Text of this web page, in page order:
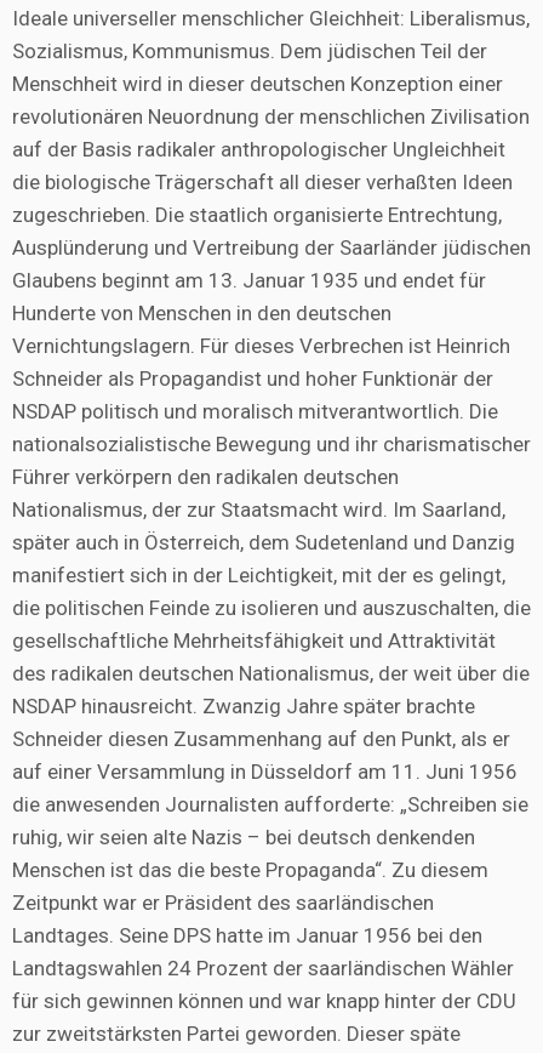
Ideale universeller menschlicher Gleichheit: Liberalismus,
Sozialismus, Kommunismus. Dem jüdischen Teil der
Menschheit wird in dieser deutschen Konzeption einer
revolutionären Neuordnung der menschlichen Zivilisation
auf der Basis radikaler anthropologischer Ungleichheit
die biologische Trägerschaft all dieser verhaßten Ideen
zugeschrieben. Die staatlich organisierte Entrechtung,
Ausplünderung und Vertreibung der Saarländer jüdischen
Glaubens beginnt am 13. Januar 1935 und endet für
Hunderte von Menschen in den deutschen
Vernichtungslagern. Für dieses Verbrechen ist Heinrich
Schneider als Propagandist und hoher Funktionär der
NSDAP politisch und moralisch mitverantwortlich. Die
nationalsozialistische Bewegung und ihr charismatischer
Führer verkörpern den radikalen deutschen
Nationalismus, der zur Staatsmacht wird. Im Saarland,
später auch in Österreich, dem Sudetenland und Danzig
manifestiert sich in der Leichtigkeit, mit der es gelingt,
die politischen Feinde zu isolieren und auszuschalten, die
gesellschaftliche Mehrheitsfähigkeit und Attraktivität
des radikalen deutschen Nationalismus, der weit über die
NSDAP hinausreicht. Zwanzig Jahre später brachte
Schneider diesen Zusammenhang auf den Punkt, als er
auf einer Versammlung in Düsseldorf am 11. Juni 1956
die anwesenden Journalisten aufforderte: „Schreiben sie
ruhig, wir seien alte Nazis – bei deutsch denkenden
Menschen ist das die beste Propaganda“. Zu diesem
Zeitpunkt war er Präsident des saarländischen
Landtages. Seine DPS hatte im Januar 1956 bei den
Landtagswahlen 24 Prozent der saarländischen Wähler
für sich gewinnen können und war knapp hinter der CDU
zur zweitstärksten Partei geworden. Dieser späte